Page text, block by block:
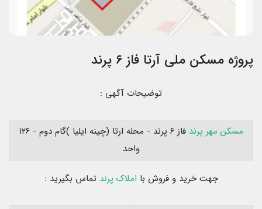
پروژه مسکن ملی آرتا فاز ۶ پرند
توضیحات آگهی :
مسکن مهر پرند
فاز ۶ پرند - محله ارتا (چینه ایلیا )گام دوم - ۱۲۶
واحد
جهت خرید و فروش با املاک پرند تماس بگیرید :